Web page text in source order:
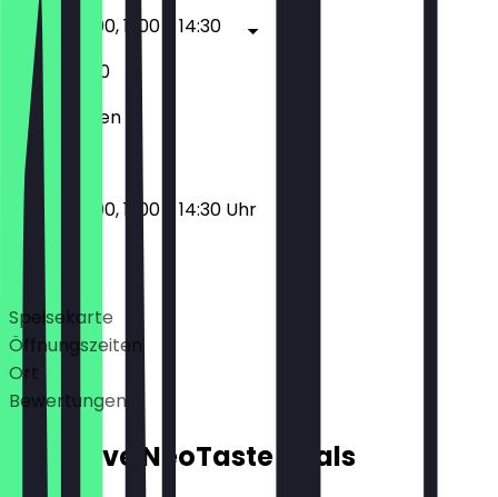
17:00 - 23:00, 11:00 - 14:30
11:00 - 23:00
Geschlossen
17:00 - 23:00, 11:00 - 14:30 Uhr
Deals
Speisekarte
Öffnungszeiten
Ort
Bewertungen
Exklusive NeoTaste Deals